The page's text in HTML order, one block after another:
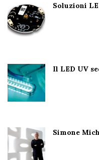
Soluzioni
Il LED UV
Simone